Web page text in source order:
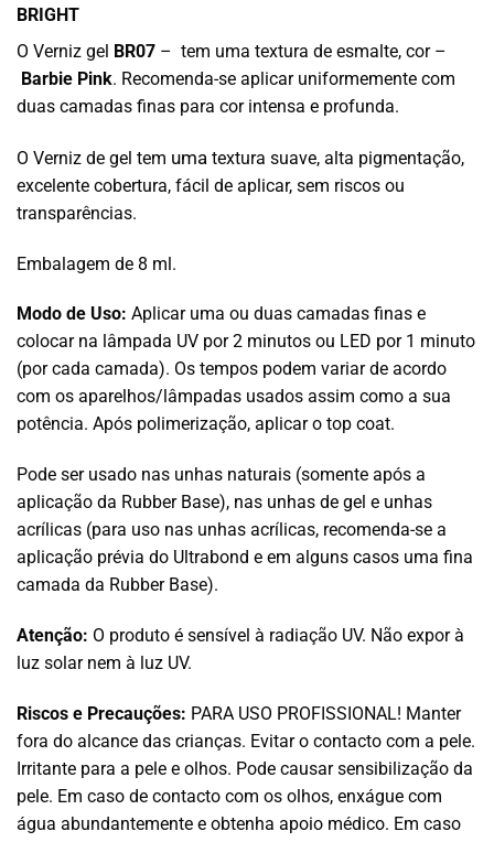
BRIGHT
O Verniz gel BR07 – tem uma textura de esmalte, cor –
Barbie Pink. Recomenda-se aplicar uniformemente com
duas camadas finas para cor intensa e profunda.
O Verniz de gel tem uma textura suave, alta pigmentação,
excelente cobertura, fácil de aplicar, sem riscos ou
transparências.
Embalagem de 8 ml.
Modo de Uso: Aplicar uma ou duas camadas finas e
colocar na lâmpada UV por 2 minutos ou LED por 1 minuto
(por cada camada). Os tempos podem variar de acordo
com os aparelhos/lâmpadas usados assim como a sua
potência. Após polimerização, aplicar o top coat.
Pode ser usado nas unhas naturais (somente após a
aplicação da Rubber Base), nas unhas de gel e unhas
acrílicas (para uso nas unhas acrílicas, recomenda-se a
aplicação prévia do Ultrabond e em alguns casos uma fina
camada da Rubber Base).
Atenção: O produto é sensível à radiação UV. Não expor à
luz solar nem à luz UV.
Riscos e Precauções: PARA USO PROFISSIONAL! Manter
fora do alcance das crianças. Evitar o contacto com a pele.
Irritante para a pele e olhos. Pode causar sensibilização da
pele. Em caso de contacto com os olhos, enxágue com
água abundantemente e obtenha apoio médico. Em caso